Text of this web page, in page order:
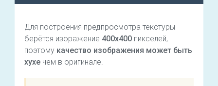
Для построения предпросмотра текстуры
берётся изоражение 400х400 пикселей,
поэтому качество изображения может быть
хухе чем в оригинале.